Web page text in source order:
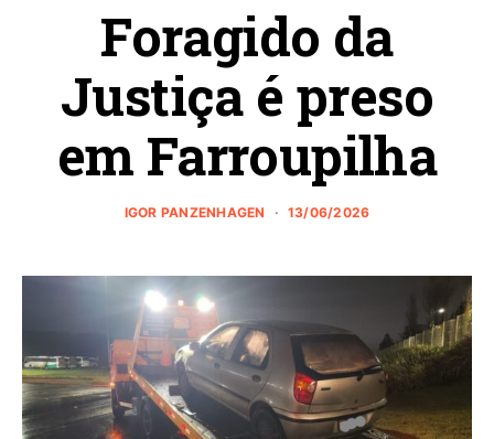
Foragido da
Justiça é preso
em Farroupilha
IGOR PANZENHAGEN 13/06/2026